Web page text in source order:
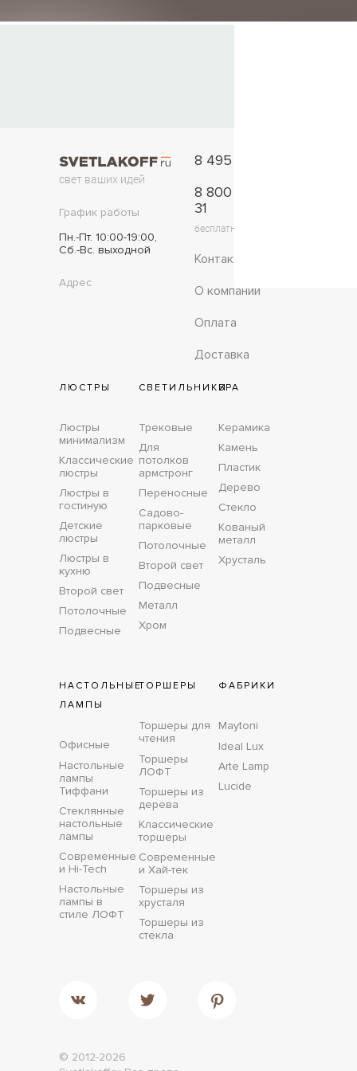
свет ваших идей
График работы
Пн.-Пт. 10:00-19:00,
Сб.-Вс. выходной
Адрес
8 495 777-11-33
8 800 775-42-
31
бесплатно по России
Контакты
О компании
Оплата
Доставка
ЛЮСТРЫ
Люстры
минимализм
Классические
люстры
Люстры в
гостиную
Детские
люстры
Люстры в
кухню
Второй свет
Потолочные
Подвесные
СВЕТИЛЬНИКИ
Трековые
Для
потолков
армстронг
Переносные
Садово-
парковые
Потолочные
Второй свет
Подвесные
Металл
Хром
БРА
Керамика
Камень
Пластик
Дерево
Стекло
Кованый
металл
Хрусталь
НАСТОЛЬНЫЕ
ЛАМПЫ
Офисные
Настольные
лампы
Тиффани
Стеклянные
настольные
лампы
Современные
и Hi-Tech
Настольные
лампы в
стиле ЛОФТ
ТОРШЕРЫ
Торшеры для
чтения
Торшеры
ЛОФТ
Торшеры из
дерева
Классические
торшеры
Современные
и Хай-тек
Торшеры из
хрусталя
Торшеры из
стекла
ФАБРИКИ
Maytoni
Ideal Lux
Arte Lamp
Lucide
© 2012-2026